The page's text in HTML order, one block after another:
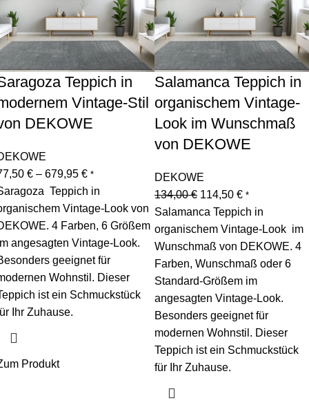
Teppich in
Vintage-Stil
DEKOWE
€ – 679,95 € *
Teppich in
Vintage-Look von
4 Farben, 6 Größem
angesagten Vintage-Look.
geeignet für
Wohnstil. Dieser
ist ein Schmuckstück
Ihr Zuhause.
Produkt
Salamanca Teppich in
organischem Vintage-
Look im Wunschmaß
von DEKOWE
DEKOWE
134,00€ 114,50 € *
Salamanca Teppich in
organischem Vintage-Look im
Wunschmaß von DEKOWE. 4
Farben, Wunschmaß oder 6
Standard-Größem im
angesagten Vintage-Look.
Besonders geeignet für
modernen Wohnstil. Dieser
Teppich ist ein Schmuckstück
für Ihr Zuhause.